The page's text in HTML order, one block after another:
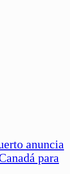
anuncia
para